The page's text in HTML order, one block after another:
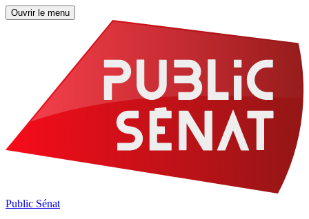
Ouvrir le menu
Public Sénat